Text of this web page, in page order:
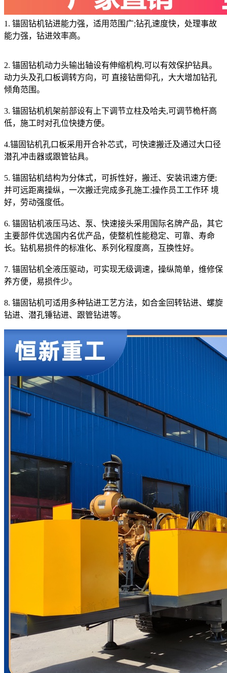
1. 锚固钻机钻进能力强，适用范围广;钻孔速度快，处理事故
能力强，钻进效率高。
2. 锚固钻机动力头输出轴设有伸缩机构,可以有效保护钻具。
动力头及孔口板调转方向，可 直接钻凿仰孔，大大增加钻孔
倾角范围。
3. 锚固钻机机架前部设有上下调节立柱及哈夫,可调节桅杆高
低，施工时对孔位快捷方便。
4.锚固钻机孔口板采用开合补芯式，可快速搬迁及通过大口径
潜孔冲击器或跟管钻具。
5. 锚固钻机结构为分体式，可拆性好，搬迁、安装讯速方便;
并可远距离操纵，一次搬迁完成多孔施工;操作员工工作环 境
好，劳动强度低。
6. 锚固钻机液压马达、泵、快速接头采用国际名牌产品，其它
主要部件优选国内名优产品，使整机性能稳定、可靠、寿命
长。钻机易损件的标准化、系列化程度高，互换性好。
7. 锚固钻机全液压驱动，可实现无级调速，操纵简单，维修保
养方便，易损件少。
8. 锚固钻机可适用多种钻进工艺方法，如合金回转钻进、螺旋
钻进、潜孔锤钻进、跟管钻进等。